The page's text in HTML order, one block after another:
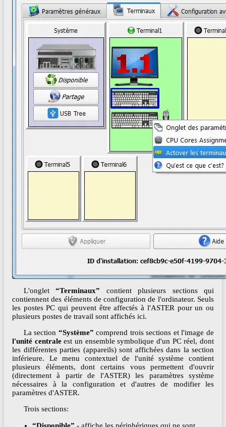
L'onglet “Terminaux” contient plusieurs sections qui
contiennent des éléments de configuration de l'ordinateur. Seuls
les postes PC qui peuvent être affectés à l'ASTER pour un ou
plusieurs postes de travail sont affichés ici.
La section “Système” comprend trois sections et l'image de
l'unité centraleest un ensemble symbolique d'un PC réel, dont
les différentes parties (appareils) sont affichées dans la section
inférieure. Le menu contextuel de l'unité système contient
plusieurs éléments, dont certains vous permettent d'ouvrir
(directement à partir de l'ASTER) les paramètres système
nécessaires à la configuration et d'autres de modifier les
paramètres d'ASTER.
Trois sections: